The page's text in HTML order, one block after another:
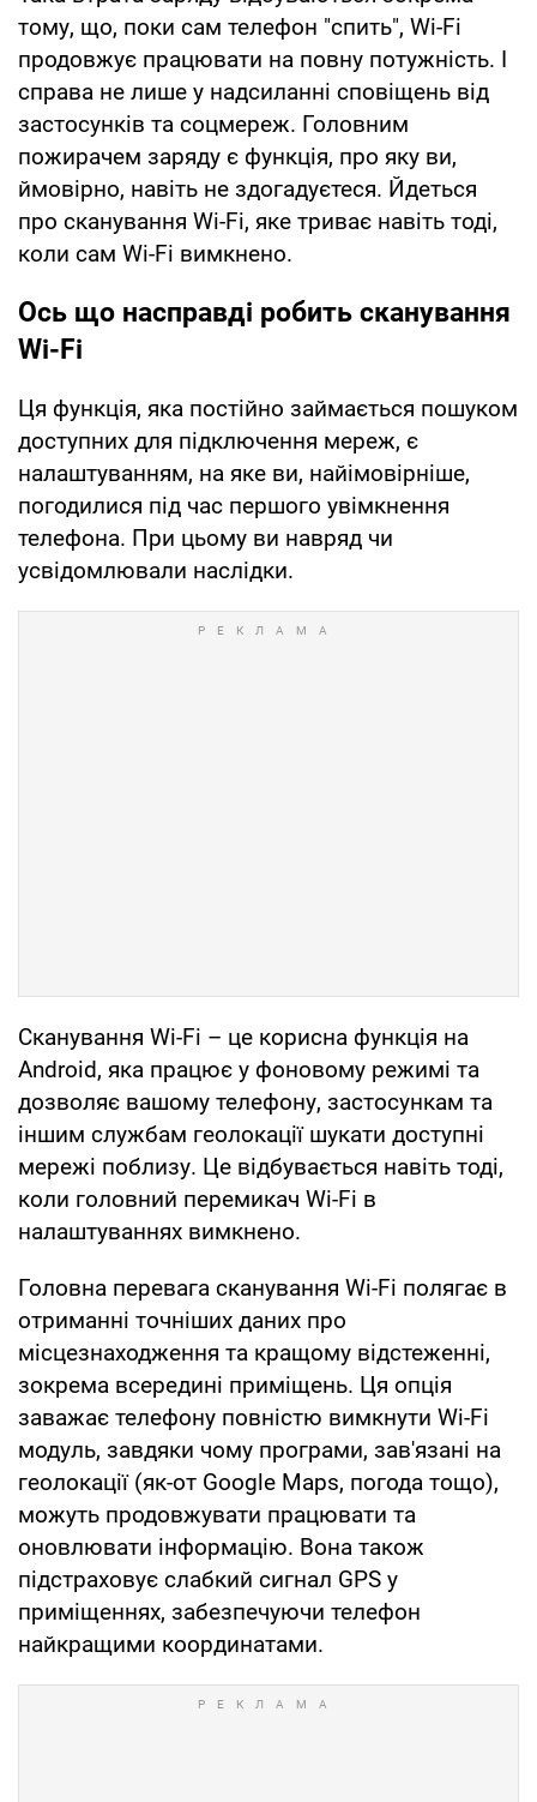
тому, що, поки сам телефон "спить", Wi-Fi
продовжує працювати на повну потужність. І
справа не лише у надсиланні сповіщень від
застосунків та соцмереж. Головним
пожирачем заряду є функція, про яку ви,
ймовірно, навіть не здогадуєтеся. Йдеться
про сканування Wi-Fi, яке триває навіть тоді,
коли сам Wi-Fi вимкнено.
Ось що насправді робить сканування
Wi-Fi
Ця функція, яка постійно займається пошуком
доступних для підключення мереж, є
налаштуванням, на яке ви, найімовірніше,
погодилися під час першого увімкнення
телефона. При цьому ви навряд чи
усвідомлювали наслідки.
Сканування Wi-Fi – це корисна функція на
Android, яка працює у фоновому режимі та
дозволяє вашому телефону, застосункам та
іншим службам геолокації шукати доступні
мережі поблизу. Це відбувається навіть тоді,
коли головний перемикач Wi-Fi в
налаштуваннях вимкнено.
Головна перевага сканування Wi-Fi полягає в
отриманні точніших даних про
місцезнаходження та кращому відстеженні,
зокрема всередині приміщень. Ця опція
заважає телефону повністю вимкнути Wi-Fi
модуль, завдяки чому програми, зав'язані на
геолокації (як-от Google Maps, погода тощо),
можуть продовжувати працювати та
оновлювати інформацію. Вона також
підстраховує слабкий сигнал GPS у
приміщеннях, забезпечуючи телефон
найкращими координатами.